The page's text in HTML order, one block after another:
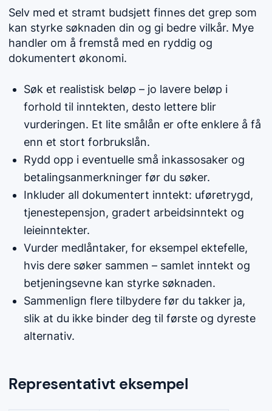
Selv med et stramt budsjett finnes det grep som
kan styrke søknaden din og gi bedre vilkår. Mye
handler om å fremstå med en ryddig og
dokumentert økonomi.
Søk et realistisk beløp – jo lavere beløp i
forhold til inntekten, desto lettere blir
vurderingen. Et lite smålån er ofte enklere å få
enn et stort forbrukslån.
Rydd opp i eventuelle små inkassosaker og
betalingsanmerkninger før du søker.
Inkluder all dokumentert inntekt: uføretrygd,
tjenestepensjon, gradert arbeidsinntekt og
leieinntekter.
Vurder medlåntaker, for eksempel ektefelle,
hvis dere søker sammen – samlet inntekt og
betjeningsevne kan styrke søknaden.
Sammenlign flere tilbydere før du takker ja,
slik at du ikke binder deg til første og dyreste
alternativ.
Representativt eksempel